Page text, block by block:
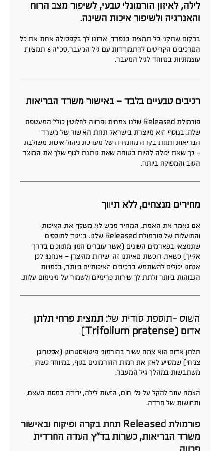
לילה, לאיזון הורמונלי טבעי, לשיפור מצב הרוח
והאנרגיה ולשיפור איכות השינה.
במקום שתקני כל תמצית בנפרד, ארזנו לך בקפסולה אחת את כל
המרכיבים הקריטים להתמודדות עם גיל המעבר,סכ״ה 6 תמציות
עוצמתיות במיוחד לגיל המעבר.
רכיבים טבעיים בלבד – באישור משרד הבריאות
פורמולת Released שלנו צמחית ופרווה לחלוטין כולל המעטפת
שלה. בנוסף היא מיוצרת בישראל תחת האישור של משרד
הבריאות ותחת בקרה מחמירה של מערכת ניהול איכות משולבת
– כך שאת יכולה להיות בטוחה שאת נותנת לגוף שלך את המוצר
הטוב והמפוקח ביותר.
מחירים מנצחים, ללא תיווך
אם נאמר את האמת, המחיר ממש לא משקף את האיכות
והתועלות של פורמולת Released שלנו. בניגוד לתוספים
שתמצאי בפארמים השונים (אשר עוברים המון מתווכים בדרך
אלייך) כשאת רוכשת מאיתנו זה ישירות מהיצרן – אנחנו! לכן
אנחנו יכולים להשתמש ברכיבים האיכותיים ביותר, בכמויות
הגבוהות ביותר ולתת לך שירות פרימיום ולשמור על מינימום עלות.
השוס -תוספת סודית של: תמצית פרחי תלתן
אדום (Trifolium pratense)
תלתן אדום הוא צמח עשיר בהורמוני פיטואסטרוגן (אסטרוגן
צמחי) שמסייע לאזן את רמות ההורמונים בגוף, במיוחד כשהן
משתבשות במהלך גיל המעבר.
הצמח עוזר להקל על גלי חום, הזעות לילה, ירידה במסת העצם,
ותחושות של חרדה.
פורמולת Released תחת בקרה ופיקוח ובאישור
משרד הבריאות, כשרות בד״ץ העדה החרדית